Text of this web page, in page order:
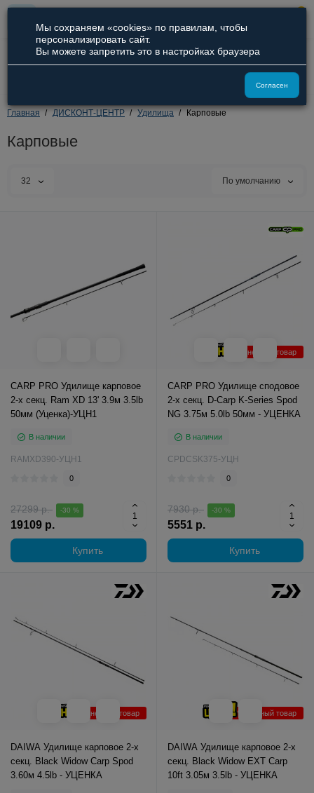
8 (800) 551-09-94
8 (929) 836-66-51
Главная ДИСКОНТ-ЦЕНТР Удилища Карповые
Карповые
32 По умолчанию
CARP PRO Удилище карповое
2-х секц. Ram XD 13' 3.9м 3.5lb
50мм (Уценка)-УЦН1
В наличии
RAMXD390-УЦН1
0
27299 р. -30 %
19109 р.
Купить
Уцененный товар
CARP PRO Удилище сподовое
2-х секц. D-Carp K-Series Spod
NG 3.75м 5.0lb 50мм - УЦЕНКА
В наличии
CPDCSK375-УЦН
0
7930 р. -30 %
5551 р.
Купить
Уцененный товар
DAIWA Удилище карповое 2-х
секц. Black Widow Carp Spod
3.60м 4.5lb - УЦЕНКА
Уцененный товар
DAIWA Удилище карповое 2-х
секц. Black Widow EXT Carp
10ft 3.05м 3.5lb - УЦЕНКА
Мы сохраняем «cookies» по правилам, чтобы
персонализировать сайт.
Вы можете запретить это в настройках браузера
Согласен